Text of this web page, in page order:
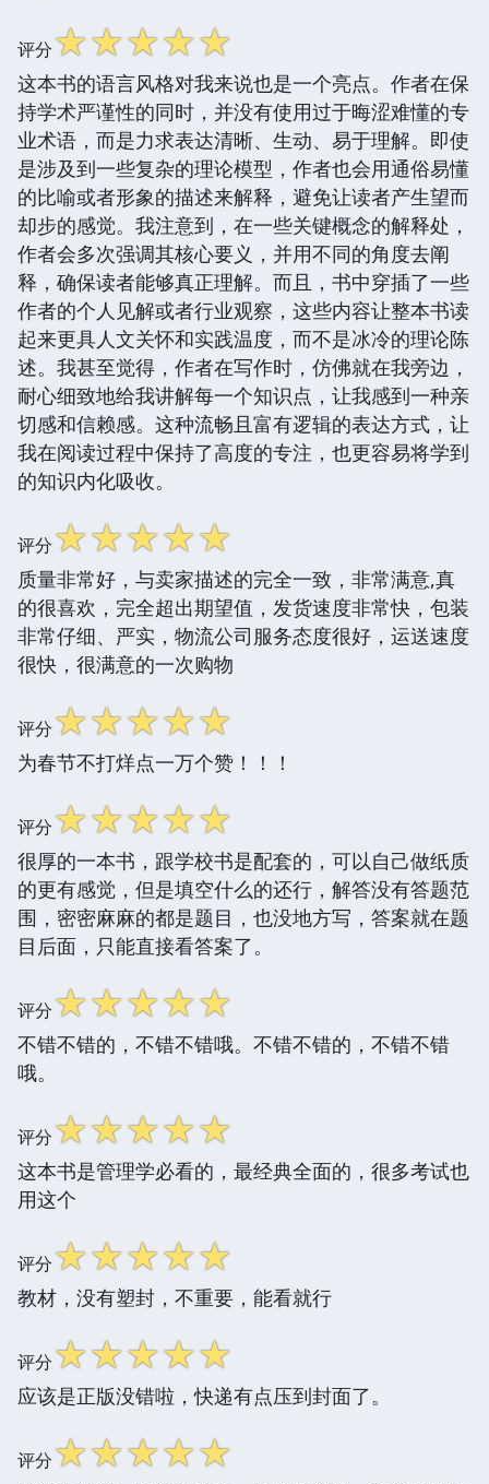
评分☆☆☆☆☆
这本书的语言风格对我来说也是一个亮点。作者在保
持学术严谨性的同时，并没有使用过于晦涩难懂的专
业术语，而是力求表达清晰、生动、易于理解。即使
是涉及到一些复杂的理论模型，作者也会用通俗易懂
的比喻或者形象的描述来解释，避免让读者产生望而
却步的感觉。我注意到，在一些关键概念的解释处，
作者会多次强调其核心要义，并用不同的角度去阐
释，确保读者能够真正理解。而且，书中穿插了一些
作者的个人见解或者行业观察，这些内容让整本书读
起来更具人文关怀和实践温度，而不是冰冷的理论陈
述。我甚至觉得，作者在写作时，仿佛就在我旁边，
耐心细致地给我讲解每一个知识点，让我感到一种亲
切感和信赖感。这种流畅且富有逻辑的表达方式，让
我在阅读过程中保持了高度的专注，也更容易将学到
的知识内化吸收。
评分☆☆☆☆☆
质量非常好，与卖家描述的完全一致，非常满意,真
的很喜欢，完全超出期望值，发货速度非常快，包装
非常仔细、严实，物流公司服务态度很好，运送速度
很快，很满意的一次购物
评分☆☆☆☆☆
为春节不打烊点一万个赞！！！
评分☆☆☆☆☆
很厚的一本书，跟学校书是配套的，可以自己做纸质
的更有感觉，但是填空什么的还行，解答没有答题范
围，密密麻麻的都是题目，也没地方写，答案就在题
目后面，只能直接看答案了。
评分☆☆☆☆☆
不错不错的，不错不错哦。不错不错的，不错不错
哦。
评分☆☆☆☆☆
这本书是管理学必看的，最经典全面的，很多考试也
用这个
评分☆☆☆☆☆
教材，没有塑封，不重要，能看就行
评分☆☆☆☆☆
应该是正版没错啦，快递有点压到封面了。
评分☆☆☆☆☆